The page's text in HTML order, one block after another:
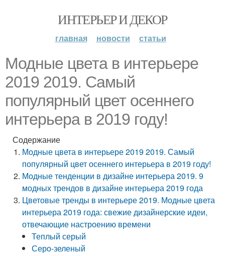
ИНТЕРЬЕР И ДЕКОР
главная новости статьи
Модные цвета в интерьере
2019 2019. Самый
популярный цвет осеннего
интерьера в 2019 году!
Содержание
Модные цвета в интерьере 2019 2019. Самый
популярный цвет осеннего интерьера в 2019 году!
Модные тенденции в дизайне интерьера 2019. 9
модных трендов в дизайне интерьера 2019 года
Цветовые тренды в интерьере 2019. Модные цвета
интерьера 2019 года: свежие дизайнерские идеи,
отвечающие настроению времени
Теплый серый
Серо-зеленый